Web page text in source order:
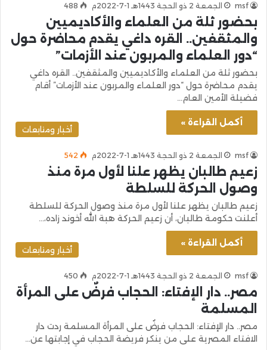
msf الجمعة 2 ذو الحجة 1443هـ 1-7-2022م 488
بحضور ثلة من العلماء والأكاديميين
والمثقفين.. القره داغي يقدم محاضرة حول
“دور العلماء والمربون عند الأزمات”
بحضور ثلة من العلماء والأكاديميين والمثقفين.. القره داغي
يقدم محاضرة حول “دور العلماء والمربون عند الأزمات” أقام
فضيلة الأمين العام…
أكمل القراءة »
أخبار ومتابعات
msf الجمعة 2 ذو الحجة 1443هـ 1-7-2022م 542
زعيم طالبان يظهر علنا لأول مرة منذ
وصول الحركة للسلطة
زعيم طالبان يظهر علنا لأول مرة منذ وصول الحركة للسلطة
أعلنت حكومة طالبان، أن زعيم الحركة هبة الله أخوند زاده،…
أكمل القراءة »
أخبار ومتابعات
msf الجمعة 2 ذو الحجة 1443هـ 1-7-2022م 450
مصر.. دار الإفتاء: الحجاب فرضٌ على المرأة
المسلمة
مصر.. دار الإفتاء: الحجاب فرضٌ على المرأة المسلمة ردت دار
الافتاء المصرية على من ينكر فريضة الحجاب في إجابتها عن…